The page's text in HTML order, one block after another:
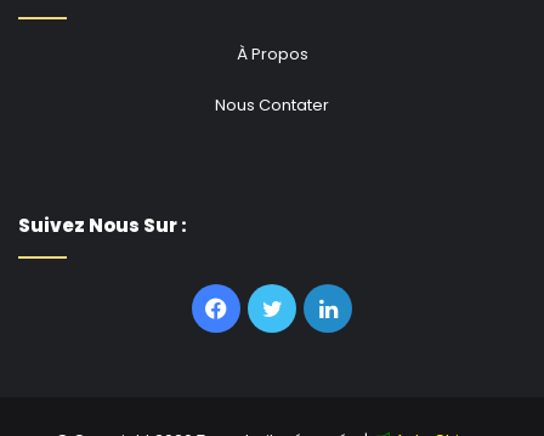
À Propos
Nous Contater
Suivez Nous Sur :
Facebook
TwitterLinkedin